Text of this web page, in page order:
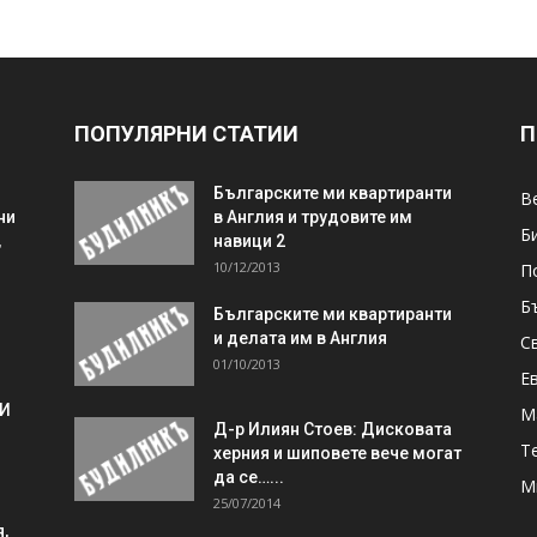
ПОПУЛЯРНИ СТАТИИ
Българските ми квартиранти
в Англия и трудовите им
навици 2
10/12/2013
Българските ми квартиранти
и делата им в Англия
01/10/2013
Д-р Илиян Стоев: Дисковата
херния и шиповете вече могат
да се…...
25/07/2014